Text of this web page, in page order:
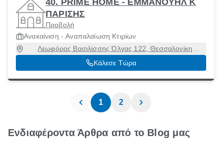
40. PRIME HOME - ΕΜΜΑΝΟΥΗΛ Κ
ΠΑΡΙΣΗΣ
Προβολή
Ανακαίνιση - Αναπαλαίωση Κτιρίων
Λεωφόρος Βασιλίσσης Όλγας 122, Θεσσαλονίκη
[Δήμος], Θεσσαλονίκη, 54645
Κάλεσε Τώρα
1 2
Ενδιαφέροντα Άρθρα από το Blog μας